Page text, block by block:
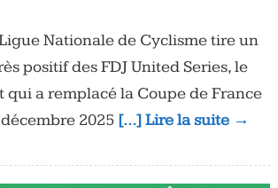
Nationale de Cyclisme tire un
positif des FDJ United Series, le
a remplacé la Coupe de France
2025 […] Lire la suite →